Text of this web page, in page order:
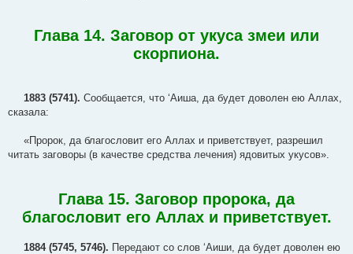
Глава 14. Заговор от укуса змеи или
скорпиона.
1883 (5741). Сообщается, что ‘Аиша, да будет доволен ею Аллах,
сказала:
«Пророк, да благословит его Аллах и приветствует, разрешил
читать заговоры (в качестве средства лечения) ядовитых укусов».
Глава 15. Заговор пророка, да
благословит его Аллах и приветствует.
1884 (5745, 5746). Передают со слов ‘Аиши, да будет доволен ею